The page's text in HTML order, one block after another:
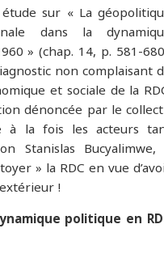
sur « La
dans la
» (chap. 14, p. 581-
non complaisant
et sociale de la
dénoncée par le
à la fois les acteurs
Stanislas
» la RDC en vue
!
politique en